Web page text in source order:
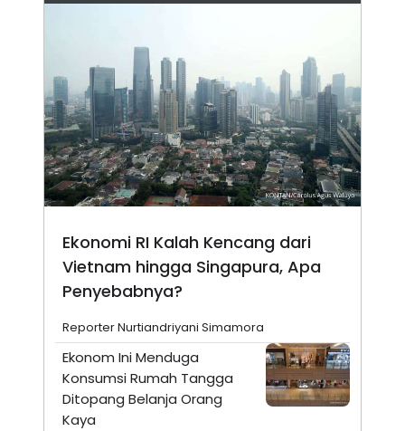
Ekonomi RI Kalah Kencang dari
Vietnam hingga Singapura, Apa
Penyebabnya?
Reporter Nurtiandriyani Simamora
Ekonom Ini Menduga
Konsumsi Rumah Tangga
Ditopang Belanja Orang
Kaya